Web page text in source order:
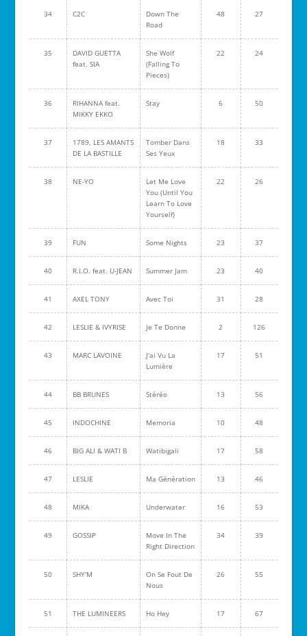
34 C2C
Down The
Road
48 27
35
DAVID GUETTA
feat. SIA
She Wolf
(Falling To
Pieces)
22 24
36
RIHANNA feat.
MIKKY EKKO
Stay 6 50
37
1789, LES AMANTS
DE LA BASTILLE
Tomber Dans
Ses Yeux
18 33
38 NE-YO
Let Me Love
You (Until You
Learn To Love
Yourself)
22 26
39 FUN Some Nights 23 37
40 R.I.O. feat. U-JEAN Summer Jam 23 40
41 AXEL TONY Avec Toi 31 28
42 LESLIE & IVYRISE Je Te Donne 2 126
43 MARC LAVOINE
J'ai Vu La
Lumière
17 51
44 BB BRUNES Stéréo 13 56
45 INDOCHINE Memoria 10 48
46 BIG ALI & WATI B Watibigali 17 58
47 LESLIE Ma Génération 13 46
48 MIKA Underwater 16 53
49 GOSSIP
Move In The
Right Direction
34 39
50 SHY'M
On Se Fout De
Nous
26 55
51 THE LUMINEERS Ho Hey 17 67